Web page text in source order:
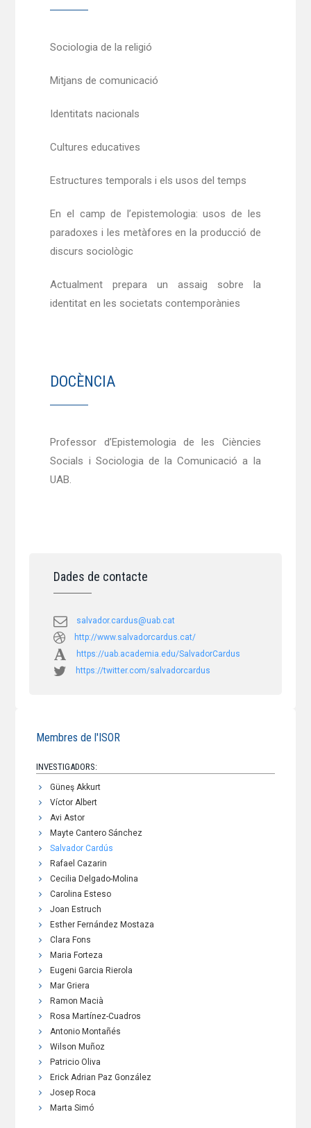
Sociologia de la religió
Mitjans de comunicació
Identitats nacionals
Cultures educatives
Estructures temporals i els usos del temps
En el camp de l’epistemologia: usos de les
paradoxes i les metàfores en la producció de
discurs sociològic
Actualment prepara un assaig sobre la
identitat en les societats contemporànies
DOCÈNCIA
Professor d’Epistemologia de les Ciències
Socials i Sociologia de la Comunicació a la
UAB.
Dades de contacte
salvador.cardus@uab.cat
http://www.salvadorcardus.cat/
https://uab.academia.edu/SalvadorCardus
https://twitter.com/salvadorcardus
Membres de l'ISOR
INVESTIGADORS:
Güneş Akkurt
Víctor Albert
Avi Astor
Mayte Cantero Sánchez
Salvador Cardús
Rafael Cazarin
Cecilia Delgado-Molina
Carolina Esteso
Joan Estruch
Esther Fernández Mostaza
Clara Fons
Maria Forteza
Eugeni Garcia Rierola
Mar Griera
Ramon Macià
Rosa Martínez-Cuadros
Antonio Montañés
Wilson Muñoz
Patricio Oliva
Erick Adrian Paz González
Josep Roca
Marta Simó